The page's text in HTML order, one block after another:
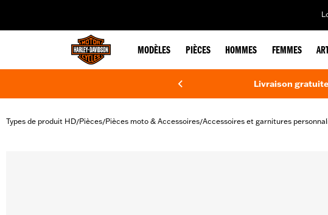
MODÈLES PIÈCES HOMMES FEMMES
Livraison
Types de produit HD/Pièces/Pièces moto & Accessoires/Accessoires et garnitures